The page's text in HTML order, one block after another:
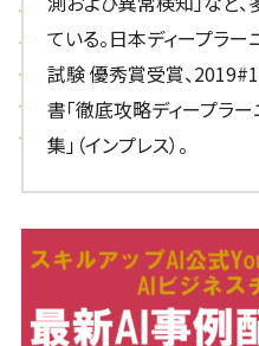
ている。日本ディープラ
試験 優秀賞受賞、
書「徹底攻略ディープラ
集」（インプレス）。